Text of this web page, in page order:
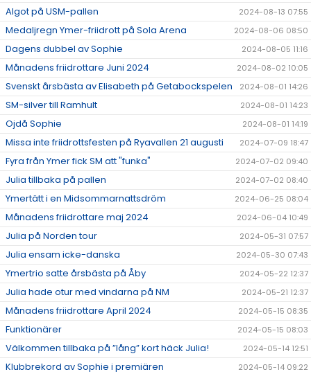
Algot på USM-pallen 2024-08-13 07:55
Medaljregn Ymer-friidrott på Sola Arena 2024-08-06 08:50
Dagens dubbel av Sophie 2024-08-05 11:16
Månadens friidrottare Juni 2024 2024-08-02 10:05
Svenskt årsbästa av Elisabeth på Getabockspelen 2024-08-01 14:26
SM-silver till Ramhult 2024-08-01 14:23
Ojdå Sophie 2024-08-01 14:19
Missa inte friidrottsfesten på Ryavallen 21 augusti 2024-07-09 18:47
Fyra från Ymer fick SM att "funka" 2024-07-02 09:40
Julia tillbaka på pallen 2024-07-02 08:40
Ymertätt i en Midsommarnattsdröm 2024-06-25 08:04
Månadens friidrottare maj 2024 2024-06-04 10:49
Julia på Norden tour 2024-05-31 07:57
Julia ensam icke-danska 2024-05-30 07:43
Ymertrio satte årsbästa på Åby 2024-05-22 12:37
Julia hade otur med vindarna på NM 2024-05-21 12:37
Månadens friidrottare April 2024 2024-05-15 08:35
Funktionärer 2024-05-15 08:03
Välkommen tillbaka på ”lång” kort häck Julia! 2024-05-14 12:51
Klubbrekord av Sophie i premiären 2024-05-14 09:22